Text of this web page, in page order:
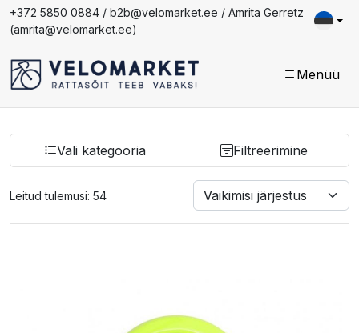
+372 5850 0884 / b2b@velomarket.ee / Amrita Gerretz
(amrita@velomarket.ee)
Menüü
Vali kategooria Filtreerimine
Leitud tulemusi: 54